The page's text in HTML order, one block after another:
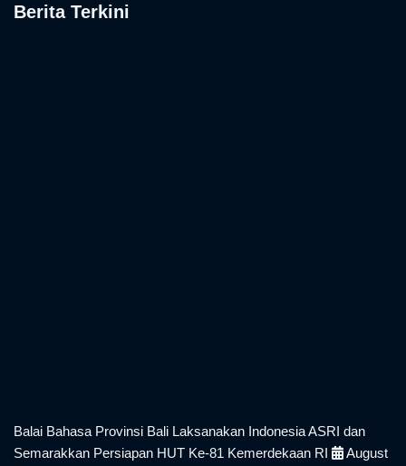
balaibahasa.bali@kemendikdasmen.go.id
Balai Bahasa Provinsi Bali Laksanakan Indonesia ASRI dan
Semarakkan Persiapan HUT Ke-81 Kemerdekaan RI
August